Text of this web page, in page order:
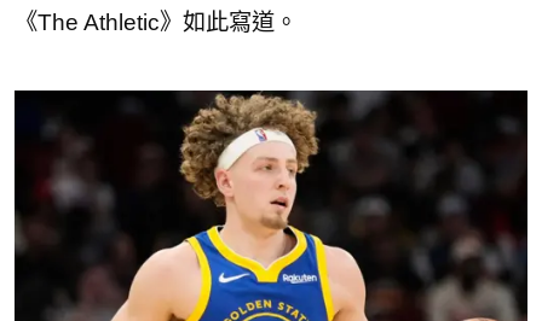
《The Athletic》如此寫道。